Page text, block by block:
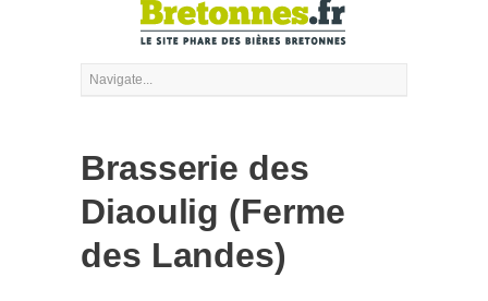
Brasserie des
Diaoulig (Ferme
des Landes)